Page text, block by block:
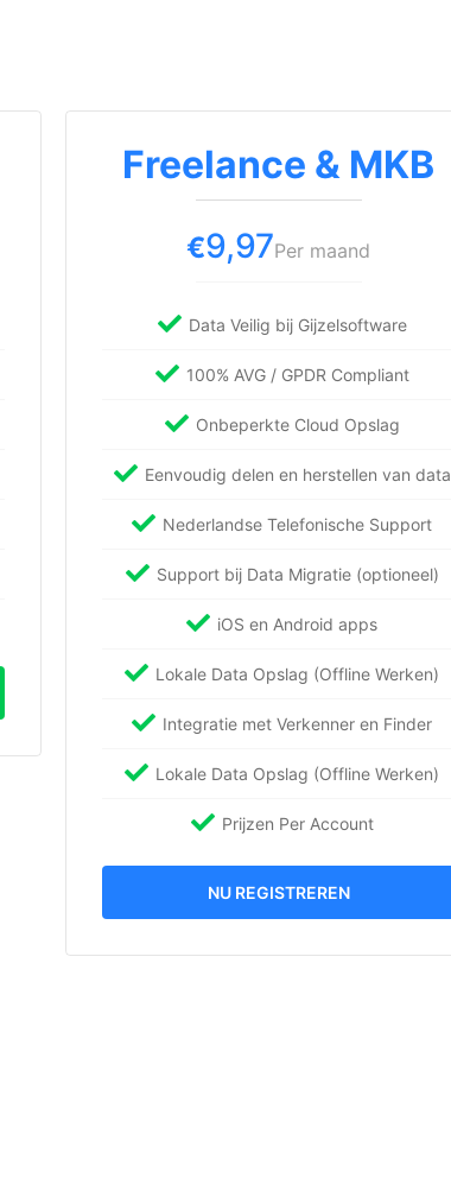
Freelance & MKB
€9,97Per maand
Data Veilig bij Gijzelsoftware
100% AVG / GPDR Compliant
Onbeperkte Cloud Opslag
Eenvoudig delen en herstellen van data
Nederlandse Telefonische Support
Support bij Data Migratie (optioneel)
iOS en Android apps
Lokale Data Opslag (Offline Werken)
Integratie met Verkenner en Finder
Lokale Data Opslag (Offline Werken)
Prijzen Per Account
NU REGISTREREN